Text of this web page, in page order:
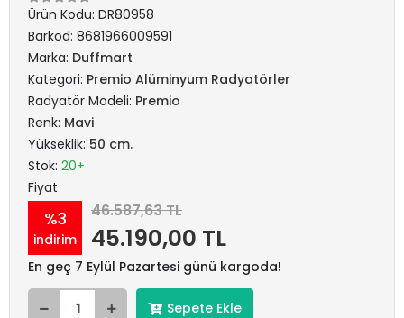
Ürün Kodu: DR80958
Barkod: 8681966009591
Marka: Duffmart
Kategori: Premio Alüminyum Radyatörler
Radyatör Modeli: Premio
Renk: Mavi
Yükseklik: 50 cm.
Stok: 20+
Fiyat
%3
indirim
46.587,63 TL
45.190,00 TL
En geç 7 Eylül Pazartesi günü kargoda!
Sepete Ekle